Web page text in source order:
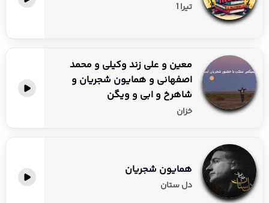
تیرا 1
معین و علی زند وکیلی و محمد
اصفهانی و همایون شجریان و
شاهرخ و ابی و ویگن
خزان
همایون شجریان
دل ستان